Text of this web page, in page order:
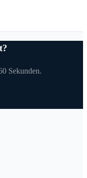
Sekunden.